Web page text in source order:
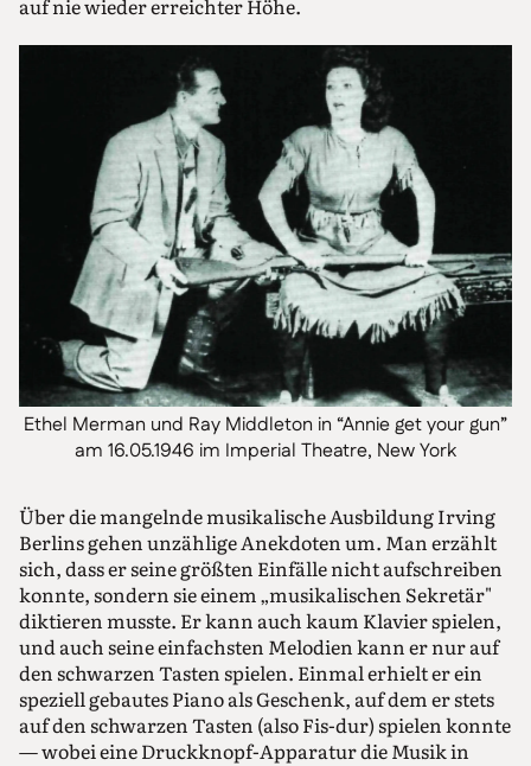
Ethel Merman und Ray Middleton in “Annie get your gun”
am 16.05.1946 im Imperial Theatre, New York
Über die mangelnde musikalische Ausbildung Irving
Berlins gehen unzählige Anekdoten um. Man erzählt
sich, dass er seine größten Einfälle nicht aufschreiben
konnte, sondern sie einem „musikalischen Sekretär"
diktieren musste. Er kann auch kaum Klavier spielen,
und auch seine einfachsten Melodien kann er nur auf
den schwarzen Tasten spielen. Einmal erhielt er ein
speziell gebautes Piano als Geschenk, auf dem er stets
auf den schwarzen Tasten (also Fis-dur) spielen konnte
— wobei eine Druckknopf-Apparatur die Musik in